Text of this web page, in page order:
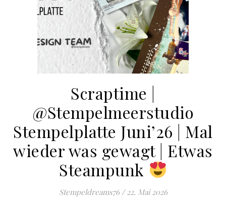
Scraptime |
@Stempelmeerstudio
Stempelplatte Juni’26 | Mal
wieder was gewagt | Etwas
Steampunk
Stempeldreams76 / 22. Mai 2026